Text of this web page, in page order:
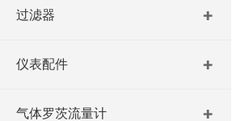
过滤器
仪表配件
气体罗茨流量计